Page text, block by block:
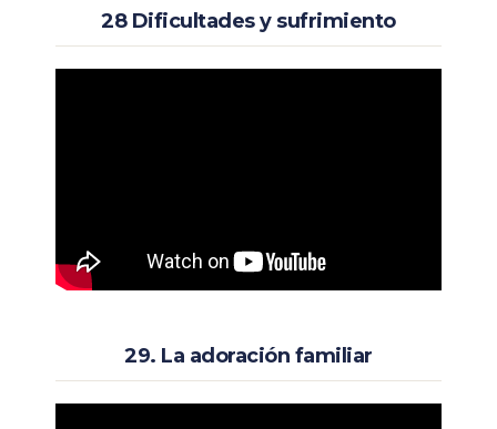
28 Dificultades y sufrimiento
29. La adoración familiar